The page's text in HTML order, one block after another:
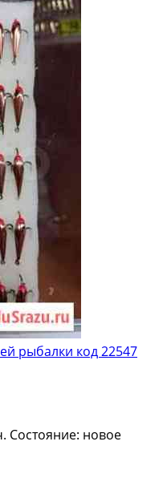
рыбалки код 22547
Состояние: новое